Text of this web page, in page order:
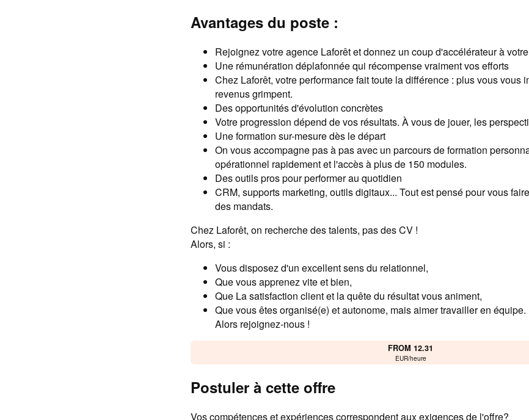
Avantages du poste :
Rejoignez votre agence Laforêt et donnez un coup d'accélérateur à
Une rémunération déplafonnée qui récompense vraiment vos efforts
Chez Laforêt, votre performance fait toute la différence : plus vous vous
revenus grimpent.
Des opportunités d'évolution concrètes
Votre progression dépend de vos résultats. À vous de jouer, les
Une formation sur-mesure dès le départ
On vous accompagne pas à pas avec un parcours de formation
opérationnel rapidement et l'accès à plus de 150 modules.
Des outils pros pour performer au quotidien
CRM, supports marketing, outils digitaux... Tout est pensé pour vous
des mandats.
Chez Laforêt, on recherche des talents, pas des CV !
Alors, si :
Vous disposez d'un excellent sens du relationnel,
Que vous apprenez vite et bien,
Que La satisfaction client et la quête du résultat vous animent,
Que vous êtes organisé(e) et autonome, mais aimer travailler en équipe.
Alors rejoignez-nous !
FROM 12.31
EUR/heure
Postuler à cette offre
Vos compétences et expériences correspondent aux exigences de l'offre?